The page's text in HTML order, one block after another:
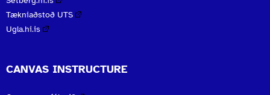
Tækniaðstoð UTS
Ugla.hi.is
CANVAS INSTRUCTURE